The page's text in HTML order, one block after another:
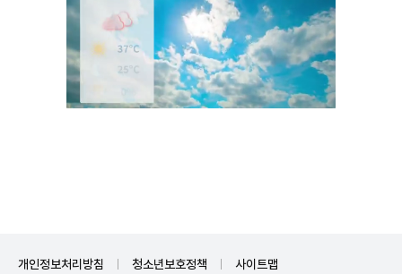
개인정보처리방침 청소년보호정책 사이트맵